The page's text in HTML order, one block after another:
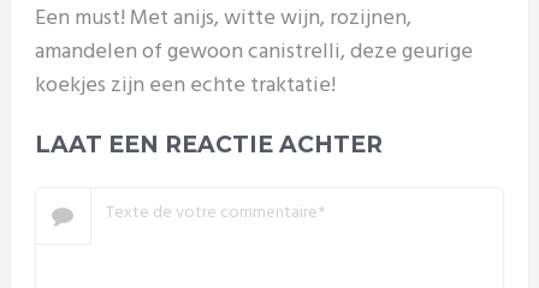
Een must! Met anijs, witte wijn, rozijnen,
amandelen of gewoon canistrelli, deze geurige
koekjes zijn een echte traktatie!
LAAT EEN REACTIE ACHTER